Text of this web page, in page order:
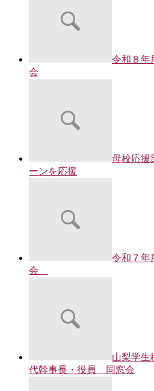
令和８
会
母校応
ーンを応援
令和７
会
山梨学生
代幹事長・役員 同窓会